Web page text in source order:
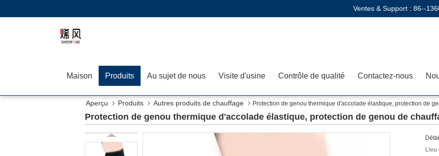
Ventes & Support : 86--
Maison Produits Au sujet de nous Visite d'usine Contrôle de qualité Contactez-nous
Aperçu Produits Autres produits de chauffage Protection de genou thermique d'accolade élastique, protection de
Protection de genou thermique d'accolade élastique, protection de genou de
Lieu